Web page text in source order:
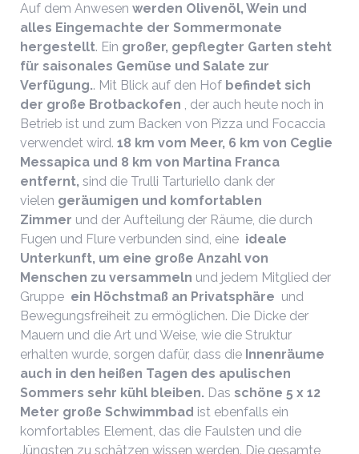
Auf dem Anwesen werden Olivenöl, Wein und
alles Eingemachte der Sommermonate
hergestellt. Ein großer, gepflegter Garten steht
für saisonales Gemüse und Salate zur
Verfügung.. Mit Blick auf den Hof befindet sich
der große Brotbackofen , der auch heute noch in
Betrieb ist und zum Backen von Pizza und Focaccia
verwendet wird. 18 km vom Meer, 6 km von Ceglie
Messapica und 8 km von Martina Franca
entfernt, sind die Trulli Tarturiello dank der
vielen geräumigen und komfortablen
Zimmer und der Aufteilung der Räume, die durch
Fugen und Flure verbunden sind, eine ideale
Unterkunft, um eine große Anzahl von
Menschen zu versammeln und jedem Mitglied der
Gruppe ein Höchstmaß an Privatsphäre und
Bewegungsfreiheit zu ermöglichen. Die Dicke der
Mauern und die Art und Weise, wie die Struktur
erhalten wurde, sorgen dafür, dass die Innenräume
auch in den heißen Tagen des apulischen
Sommers sehr kühl bleiben. Das schöne 5 x 12
Meter große Schwimmbad ist ebenfalls ein
komfortables Element, das die Faulsten und die
Jüngsten zu schätzen wissen werden. Die gesamte